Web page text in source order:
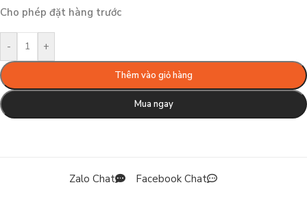
Cho phép đặt hàng trước
- +
Thêm vào giỏ hàng
Mua ngay
Zalo Chat Facebook Chat